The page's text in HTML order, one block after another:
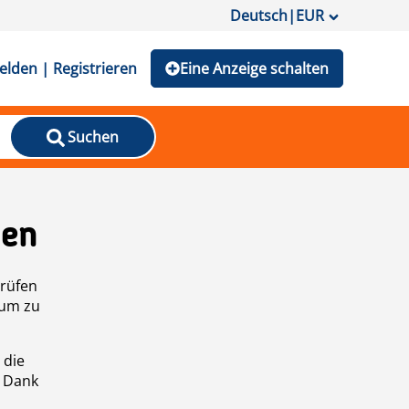
Deutsch|EUR
| Registrieren Eine Anzeige schalten
Suchen
zu
die